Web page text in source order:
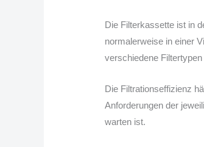
Die Filterkassette ist in
normalerweise in einer
verschiedene
Die Filtrationseffizienz
Anforderungen der
warten ist.